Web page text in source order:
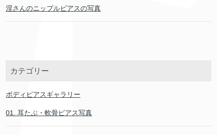
淫さんのニップルピアスの写真
カテゴリー
ボディピアスギャラリー
01. 耳たぶ・軟骨ピアス写真